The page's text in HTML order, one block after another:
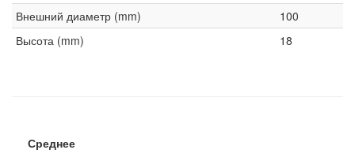
Внешний диаметр (mm)
100
Высота (mm)
18
Среднее